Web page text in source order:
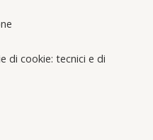
di cookie: tecnici e di